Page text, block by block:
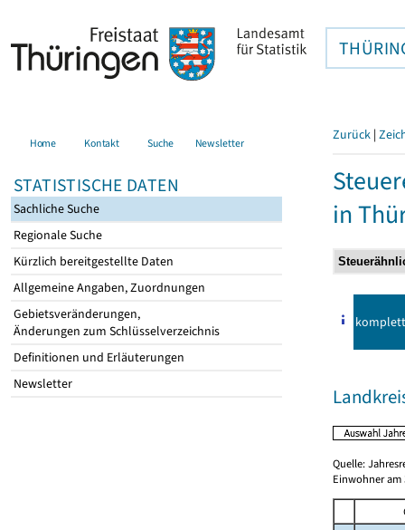
Home Kontakt Suche Newsletter
STATISTISCHE DATEN
Sachliche Suche
Regionale Suche
Kürzlich bereitgestellte Daten
Allgemeine Angaben, Zuordnungen
Gebietsveränderungen,
Änderungen zum Schlüsselverzeichnis
Definitionen und Erläuterungen
Newsletter
Zurück |
in
komplett
Quelle:
Einwohner am